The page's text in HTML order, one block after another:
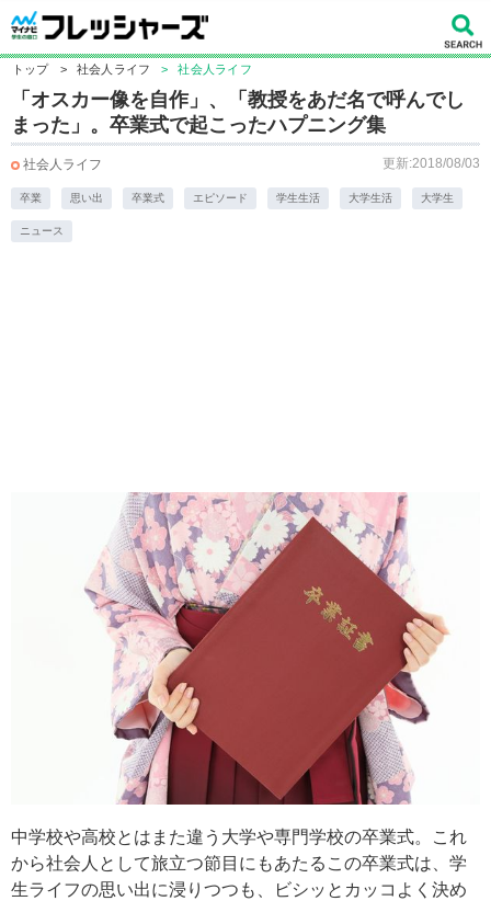
トップ > 社会人ライフ > 社会人ライフ
「オスカー像を自作」、「教授をあだ名で呼んでし
まった」。卒業式で起こったハプニング集
社会人ライフ 更新:2018/08/03
卒業 思い出 卒業式 エピソード 学生生活 大学生活 大学生
ニュース
中学校や高校とはまた違う大学や専門学校の卒業式。これ
から社会人として旅立つ節目にもあたるこの卒業式は、学
生ライフの思い出に浸りつつも、ビシッとカッコよく決め